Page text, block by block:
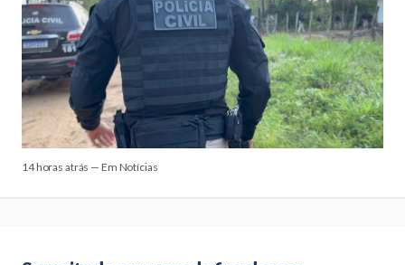
14 horas atrás — Em Notícias